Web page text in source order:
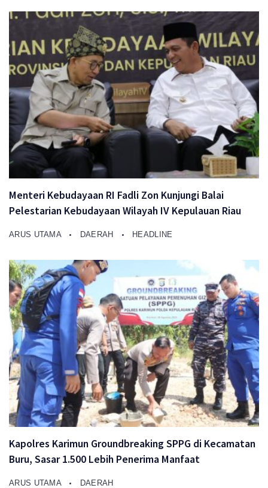
Menteri Kebudayaan RI Fadli Zon Kunjungi Balai
Pelestarian Kebudayaan Wilayah IV Kepulauan Riau
ARUS UTAMA DAERAH HEADLINE
Kapolres Karimun Groundbreaking SPPG di Kecamatan
Buru, Sasar 1.500 Lebih Penerima Manfaat
ARUS UTAMA DAERAH